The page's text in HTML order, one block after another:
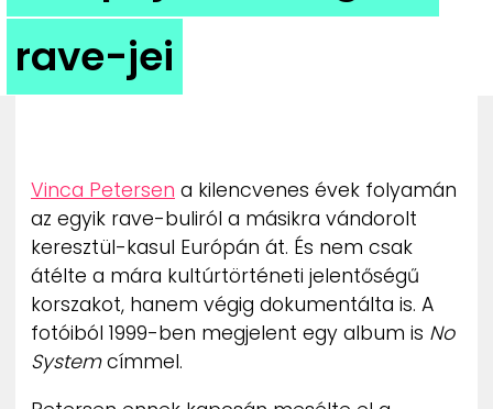
UTCA
ZENE
MÉDIAAJÁNLAT
IMPRESSZUM
PR-ARCHÍVUM
ADATKEZELÉSI TÁJÉKOZTATÓ
rave-jei
Vinca Petersen a kilencvenes évek folyamán
az egyik rave-buliról a másikra vándorolt
keresztül-kasul Európán át. És nem csak
átélte a mára kultúrtörténeti jelentőségű
korszakot, hanem végig dokumentálta is. A
fotóiból 1999-ben megjelent egy album is No
Systemcímmel.